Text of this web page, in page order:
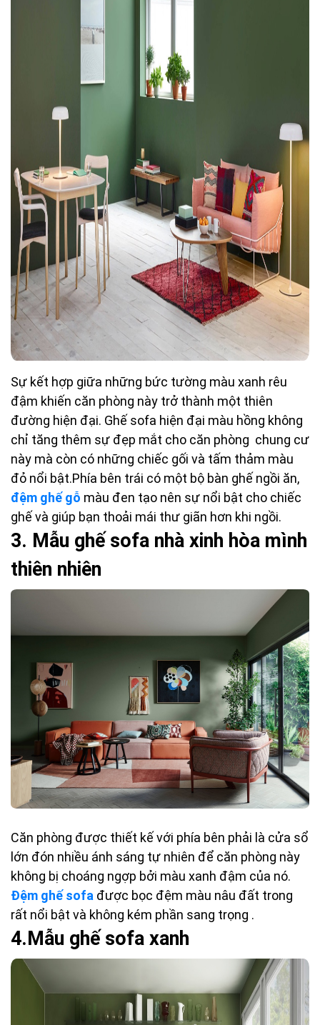
Sự kết hợp giữa những bức tường màu xanh rêu
đậm khiến căn phòng này trở thành một thiên
đường hiện đại. Ghế sofa hiện đại màu hồng không
chỉ tăng thêm sự đẹp mắt cho căn phòng chung cư
này mà còn có những chiếc gối và tấm thảm màu
đỏ nổi bật.Phía bên trái có một bộ bàn ghế ngồi ăn,
đệm ghế gỗ màu đen tạo nên sự nổi bật cho chiếc
ghế và giúp bạn thoải mái thư giãn hơn khi ngồi.
3. Mẫu ghế sofa nhà xinh hòa mình
thiên nhiên
Căn phòng được thiết kế với phía bên phải là cửa sổ
lớn đón nhiều ánh sáng tự nhiên để căn phòng này
không bị choáng ngợp bởi màu xanh đậm của nó.
Đệm ghế sofa được bọc đệm màu nâu đất trong
rất nổi bật và không kém phần sang trọng .
4.Mẫu ghế sofa xanh